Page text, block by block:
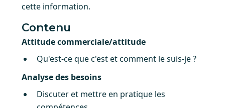
cette information.
Contenu
Attitude commerciale/attitude
Qu'est-ce que c'est et comment le suis-je ?
Analyse des besoins
Discuter et mettre en pratique les